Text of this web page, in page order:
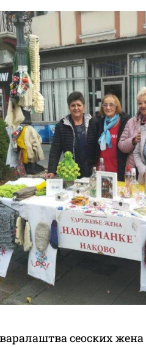
сеоских жена